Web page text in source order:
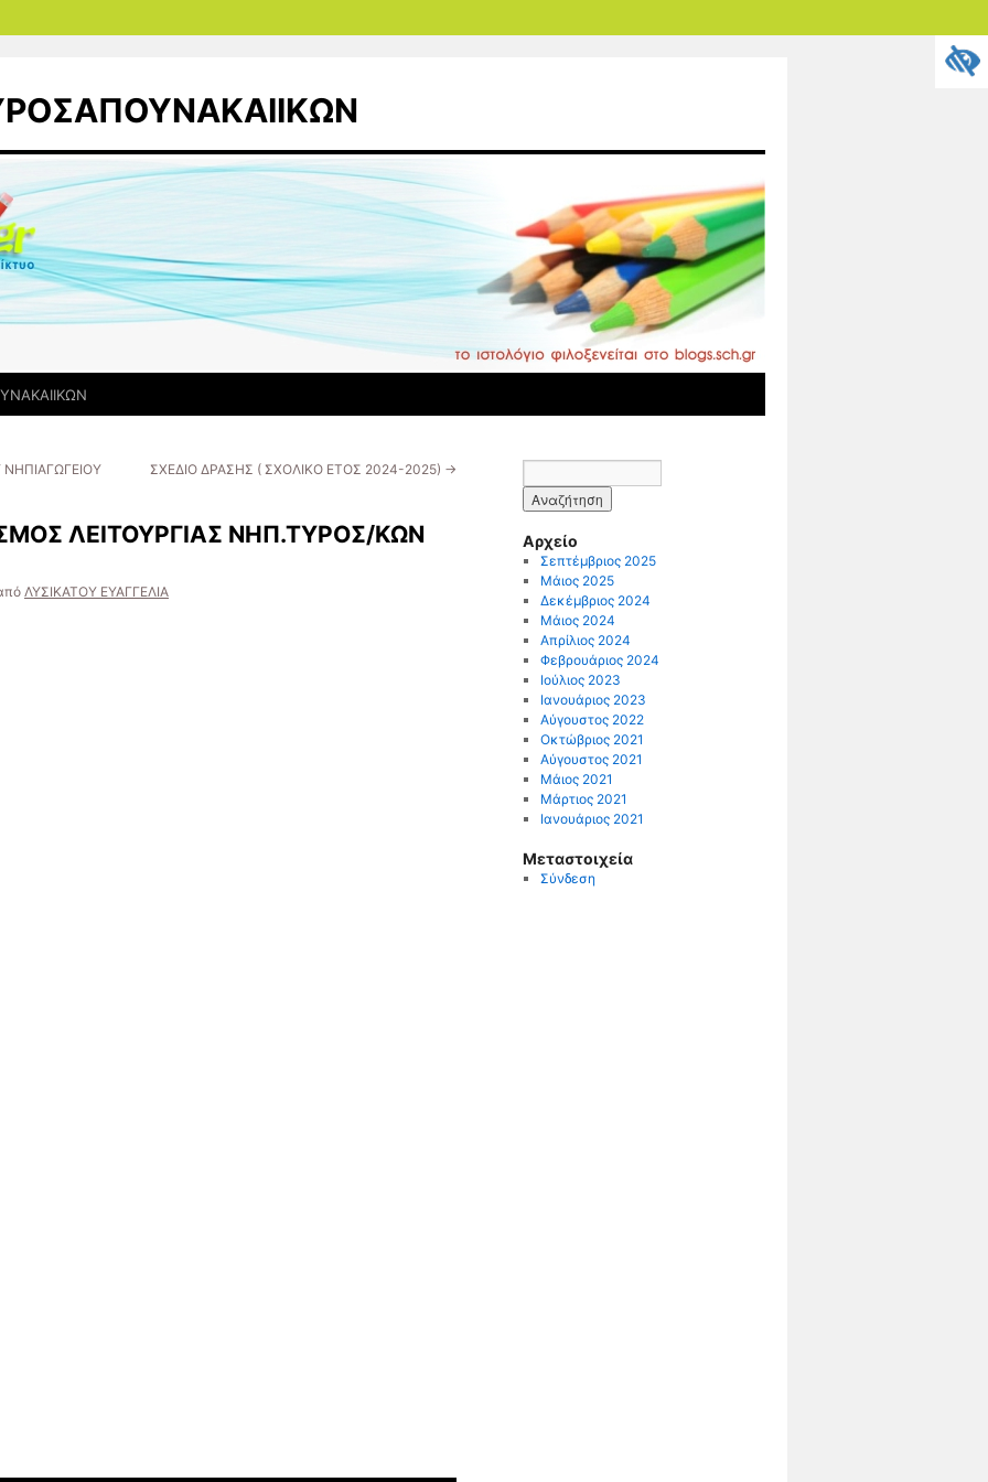
ΣΧΕΔΙΟ ΔΡΑΣΗΣ ( ΣΧΟΛΙΚΟ ΕΤΟΣ 2024-2025) →
ΛΕΙΤΟΥΡΓΙΑΣ ΝΗΠ.ΤΥΡΟΣ/ΚΩΝ
ΛΥΣΙΚΑΤΟΥ ΕΥΑΓΓΕΛΙΑ
Αρχείο
Σεπτέμβριος 2025
Μάιος 2025
Δεκέμβριος 2024
Μάιος 2024
Απρίλιος 2024
Φεβρουάριος 2024
Ιούλιος 2023
Ιανουάριος 2023
Αύγουστος 2022
Οκτώβριος 2021
Αύγουστος 2021
Μάιος 2021
Μάρτιος 2021
Ιανουάριος 2021
Μεταστοιχεία
Σύνδεση